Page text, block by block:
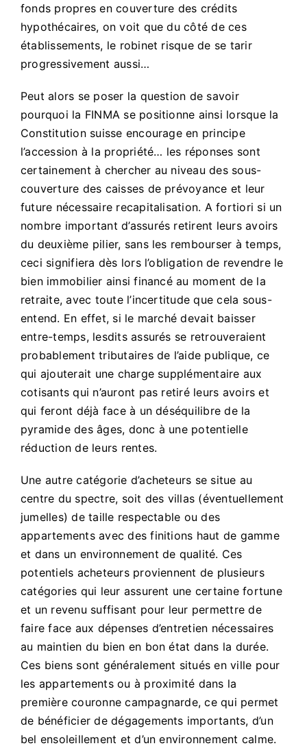
fonds propres en couverture des crédits
hypothécaires, on voit que du côté de ces
établissements, le robinet risque de se tarir
progressivement aussi…
Peut alors se poser la question de savoir
pourquoi la FINMA se positionne ainsi lorsque la
Constitution suisse encourage en principe
l’accession à la propriété… les réponses sont
certainement à chercher au niveau des sous-
couverture des caisses de prévoyance et leur
future nécessaire recapitalisation. A fortiori si un
nombre important d’assurés retirent leurs avoirs
du deuxième pilier, sans les rembourser à temps,
ceci signifiera dès lors l’obligation de revendre le
bien immobilier ainsi financé au moment de la
retraite, avec toute l’incertitude que cela sous-
entend. En effet, si le marché devait baisser
entre-temps, lesdits assurés se retrouveraient
probablement tributaires de l’aide publique, ce
qui ajouterait une charge supplémentaire aux
cotisants qui n’auront pas retiré leurs avoirs et
qui feront déjà face à un déséquilibre de la
pyramide des âges, donc à une potentielle
réduction de leurs rentes.
Une autre catégorie d’acheteurs se situe au
centre du spectre, soit des villas (éventuellement
jumelles) de taille respectable ou des
appartements avec des finitions haut de gamme
et dans un environnement de qualité. Ces
potentiels acheteurs proviennent de plusieurs
catégories qui leur assurent une certaine fortune
et un revenu suffisant pour leur permettre de
faire face aux dépenses d’entretien nécessaires
au maintien du bien en bon état dans la durée.
Ces biens sont généralement situés en ville pour
les appartements ou à proximité dans la
première couronne campagnarde, ce qui permet
de bénéficier de dégagements importants, d’un
bel ensoleillement et d’un environnement calme.